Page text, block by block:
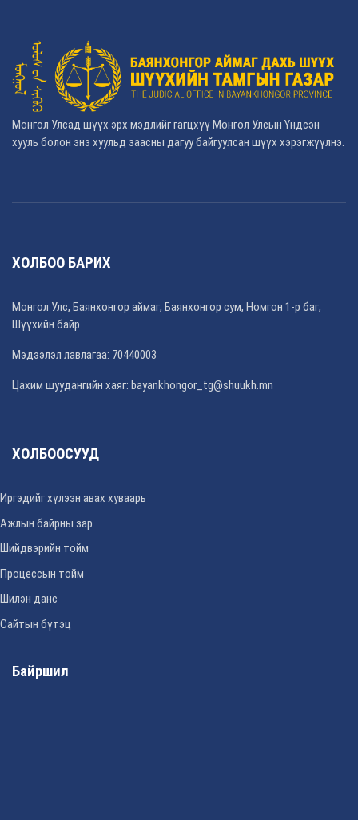
Монгол Улсад шүүх эрх мэдлийг гагцхүү Монгол Улсын Үндсэн
хууль болон энэ хуульд заасны дагуу байгуулсан шүүх хэрэгжүүлнэ.
ХОЛБОО БАРИХ
Монгол Улс, Баянхонгор аймаг, Баянхонгор сум, Номгон 1-р баг,
Шүүхийн байр
Мэдээлэл лавлагаа: 70440003
Цахим шуудангийн хаяг: bayankhongor_tg@shuukh.mn
ХОЛБООСУУД
Иргэдийг хүлээн авах хуваарь
Ажлын байрны зар
Шийдвэрийн тойм
Процессын тойм
Шилэн данс
Сайтын бүтэц
Байршил